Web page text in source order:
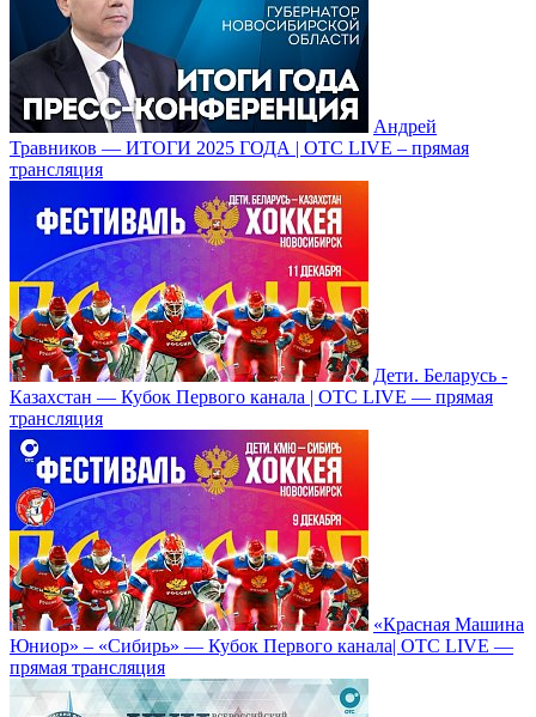
Андрей
Травников — ИТОГИ 2025 ГОДА | ОТС LIVE – прямая
трансляция
Дети. Беларусь -
Казахстан — Кубок Первого канала | ОТС LIVE — прямая
трансляция
«Красная Машина
Юниор» – «Сибирь» — Кубок Первого канала| ОТС LIVE —
прямая трансляция